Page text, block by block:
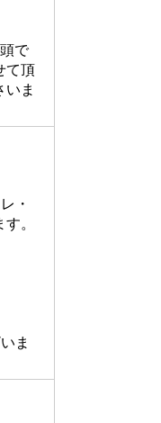
で
て頂
いま
・
。
ま